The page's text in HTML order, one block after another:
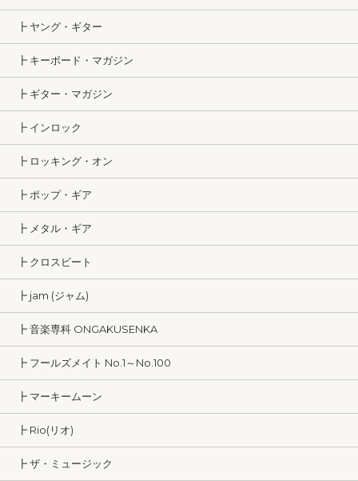
┣ ヤング・ギター
┣ キーボード・マガジン
┣ ギター・マガジン
┣ インロック
┣ ロッキング・オン
┣ ポップ・ギア
┣ メタル・ギア
┣ クロスビート
┣ jam (ジャム)
┣ 音楽専科 ONGAKUSENKA
┣ フールズメイト No.1～No.100
┣ マーキームーン
┣ Rio(リオ)
┣ ザ・ミュージック